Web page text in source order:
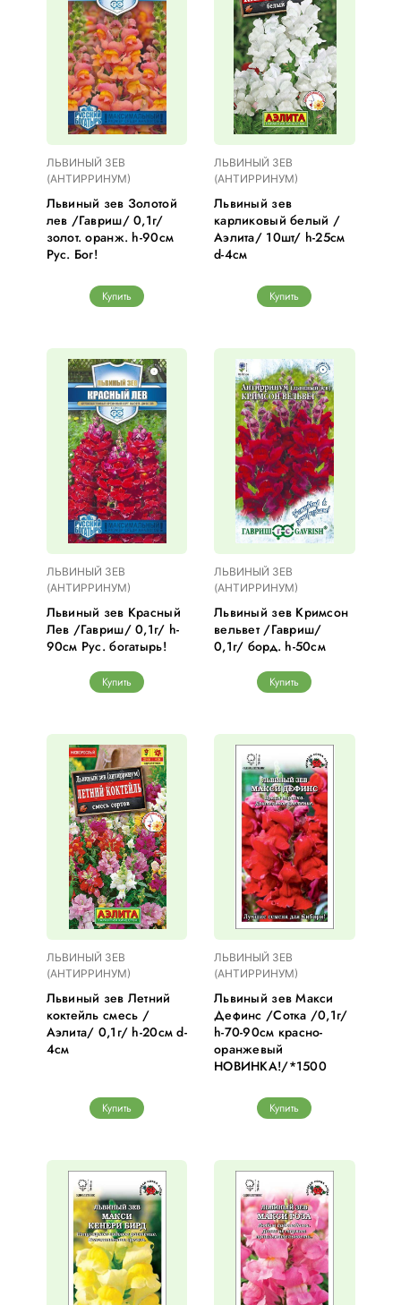
ЛЬВИНЫЙ ЗЕВ
(АНТИРРИНУМ)
Львиный зев Золотой
лев /Гавриш/ 0,1г/
золот. оранж. h-90см
Рус. Бог!
Купить
ЛЬВИНЫЙ ЗЕВ
(АНТИРРИНУМ)
Львиный зев
карликовый белый /
Аэлита/ 10шт/ h-25см
d-4см
Купить
ЛЬВИНЫЙ ЗЕВ
(АНТИРРИНУМ)
Львиный зев Красный
Лев /Гавриш/ 0,1г/ h-
90см Рус. богатырь!
Купить
ЛЬВИНЫЙ ЗЕВ
(АНТИРРИНУМ)
Львиный зев Кримсон
вельвет /Гавриш/
0,1г/ борд. h-50см
Купить
ЛЬВИНЫЙ ЗЕВ
(АНТИРРИНУМ)
Львиный зев Летний
коктейль смесь /
Аэлита/ 0,1г/ h-20см d-
4см
Купить
ЛЬВИНЫЙ ЗЕВ
(АНТИРРИНУМ)
Львиный зев Макси
Дефинс /Сотка /0,1г/
h-70-90см красно-
оранжевый
НОВИНКА!/*1500
Купить